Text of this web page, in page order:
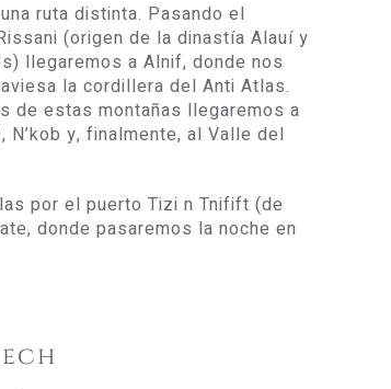
ruta distinta. Pasando el
(origen de la dinastía Alauí y
llegaremos a Alnif, donde nos
la cordillera del Anti Atlas.
de estas montañas llegaremos a
y, finalmente, al Valle del
por el puerto Tizi n Tnifift (de
donde pasaremos la noche en